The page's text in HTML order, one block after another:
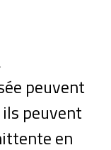
peuvent
ils peuvent
en